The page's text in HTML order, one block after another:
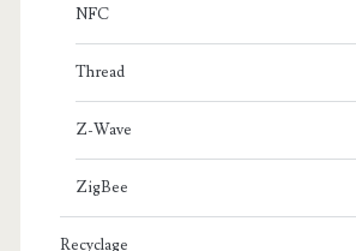
NFC
Thread
Z-Wave
ZigBee
Recyclage